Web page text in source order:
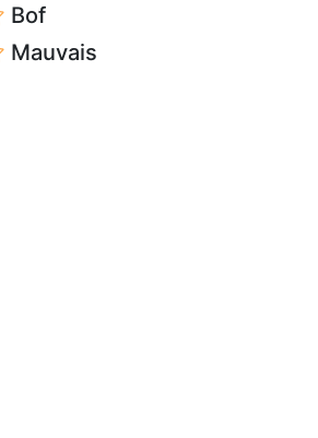
Bof
Mauvais